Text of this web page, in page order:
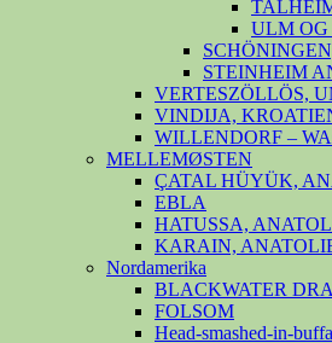
ULM
STEINHEIM
VERTESZÖLLÖS,
VINDIJA,
WILLENDORF –
MELLEMØSTEN
ÇATAL HÜYÜK,
EBLA
HATUSSA,
KARAIN,
Nordamerika
BLACKWATER
FOLSOM
Head-smashed-in-